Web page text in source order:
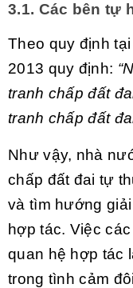
3.1. Các bên tự
Theo quy định
2013 quy định:
tranh chấp đất
tranh chấp đất
Như vậy, nhà
chấp đất đai tự
và tìm hướng
hợp tác. Việc
quan hệ hợp tác
trong tình cảm